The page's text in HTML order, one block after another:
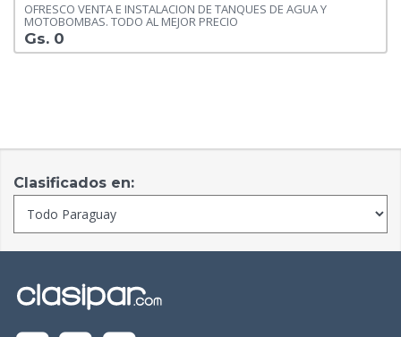
OFRESCO VENTA E INSTALACION DE TANQUES DE AGUA Y
MOTOBOMBAS. TODO AL MEJOR PRECIO
Gs. 0
Clasificados en: